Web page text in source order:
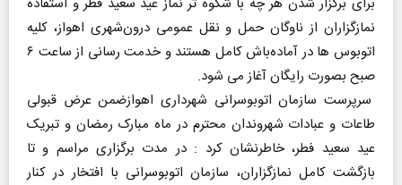
نمازگزاران از ناوگان حمل و نقل عمومی درون‌شهری اهواز، کلیه
اتوبوس ها در آماده‌باش کامل هستند و خدمت رسانی از ساعت ۶
صبح بصورت رایگان آغاز می شود.
سرپرست سازمان اتوبوسرانی شهرداری اهوازضمن عرض قبولی
طاعات و عبادات شهروندان محترم در ماه مبارک رمضان و تبریک
عید سعید فطر، خاطرنشان کرد : در مدت برگزاری مراسم و تا
بازگشت کامل نمازگزاران، سازمان اتوبوسرانی با افتخار در کنار